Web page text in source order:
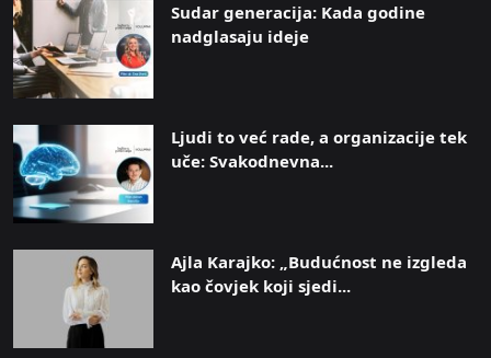
Sudar generacija: Kada godine
nadglasaju ideje
Ljudi to već rade, a organizacije tek
uče: Svakodnevna...
Ajla Karajko: „Budućnost ne izgleda
kao čovjek koji sjedi...